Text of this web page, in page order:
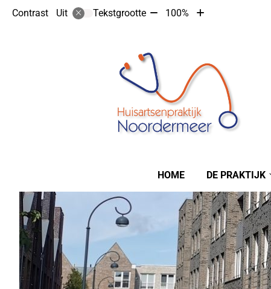
Contrast Uit Tekstgrootte Tekst
10%
100%
Tekst
HoofdmenuHOME
DE PRAKTIJK